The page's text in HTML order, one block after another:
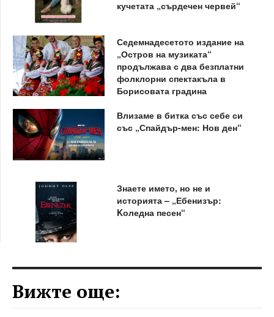
кучетата „сърдечен червей“
Седемнадесетото издание на
„Остров на музиката“
продължава с два безплатни
фолклорни спектакъла в
Борисовата градина
Влизаме в битка със себе си
със „Спайдър-мен: Нов ден“
Знаете името, но не и
историята – „Ебенизър:
Kоледна песен“
Вижте още: